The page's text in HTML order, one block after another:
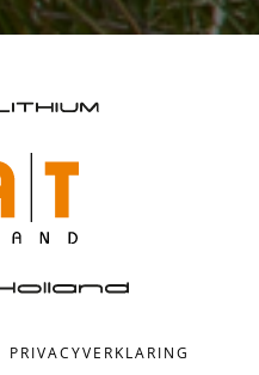
PRIVACYVERKLARING